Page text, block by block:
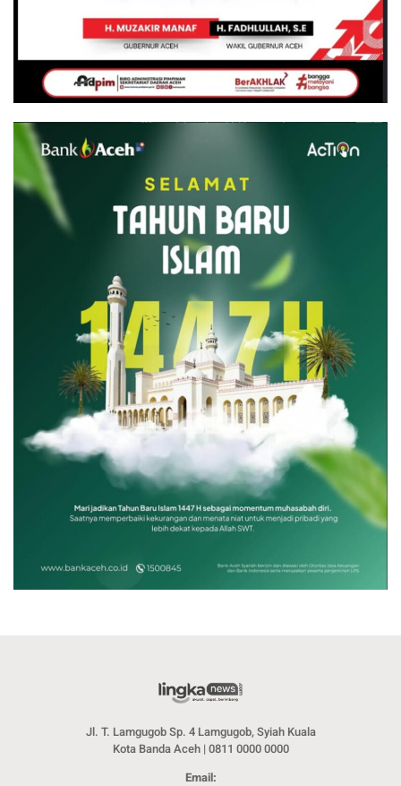
Jl. T. Lamgugob Sp. 4 Lamgugob, Syiah Kuala
Kota Banda Aceh | 0811 0000 0000
Email: